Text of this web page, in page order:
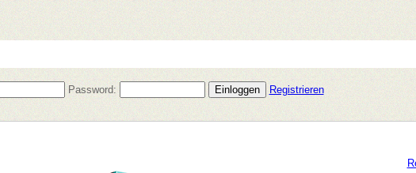
Password:
Registrieren